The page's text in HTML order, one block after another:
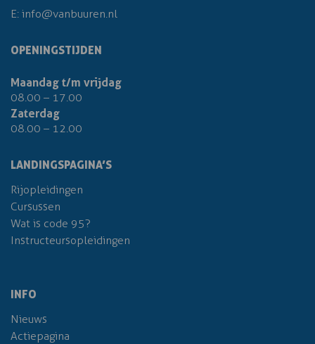
E: info@vanbuuren.nl
OPENINGSTIJDEN
Maandag t/m vrijdag
08.00 – 17.00
Zaterdag
08.00 – 12.00
LANDINGSPAGINA’S
Rijopleidingen
Cursussen
Wat is code 95?
Instructeursopleidingen
INFO
Nieuws
Actiepagina